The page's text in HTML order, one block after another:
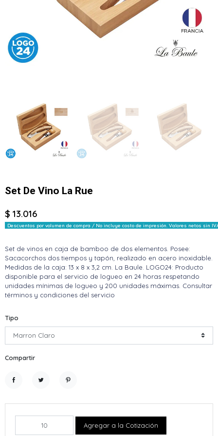
Set De Vino La Rue
$ 13.016
Descuentos por volumen de compra / No incluye costo de impresión. Valores netos sin
Set de vinos en caja de bamboo de dos elementos. Posee:
Sacacorchos dos tiempos y tapón, realizado en acero inoxidable.
Medidas de la caja: 13 x 8 x 3,2 cm. La Baule. LOGO24: Producto
disponible para el servicio de logueo en 24 horas respetando
unidades mínimas de logueo y 200 unidades máximas. Consultar
términos y condiciones del servicio
Tipo
Compartir
Agregar a la Cotización